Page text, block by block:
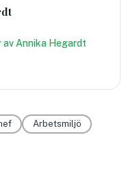
av Annika Hegardt
Arbetsmiljö